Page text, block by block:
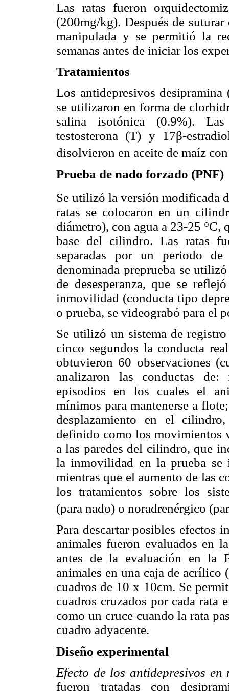
Las ratas fueron
(200mg/kg). Después de
manipulada y se permitió la
semanas antes de iniciar los
Tratamientos
Los antidepresivos
se utilizaron en forma de
salina isotónica (0.9%).
testosterona (T) y 17β-
disolvieron en aceite de maíz
Prueba de nado forzado (PNF)
Se utilizó la versión modificada
ratas se colocaron en un
diámetro), con agua a 23-25 °C,
base del cilindro. Las ratas
separadas por un periodo
denominada preprueba se
de desesperanza, que se
inmovilidad (conducta tipo
o prueba, se videograbó para el
Se utilizó un sistema de
cinco segundos la conducta
obtuvieron 60 observaciones
analizaron las conductas
episodios en los cuales el
mínimos para mantenerse a
desplazamiento en el
definido como los movimientos
a las paredes del cilindro, que
la inmovilidad en la prueba se
mientras que el aumento de las
los tratamientos sobre los
(para nado) o noradrenérgico
Para descartar posibles efectos
animales fueron evaluados en
antes de la evaluación en la
animales en una caja de
cuadros de 10 x 10cm. Se
cuadros cruzados por cada rata
como un cruce cuando la rata
cuadro adyacente.
Diseño experimental
Efecto de los antidepresivos
fueron tratadas con